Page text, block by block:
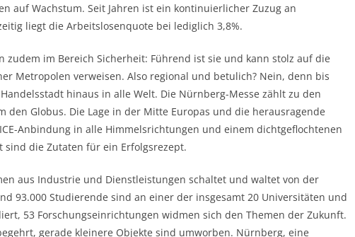
auf Wachstum. Seit Jahren ist ein kontinuierlicher Zuzug an
liegt die Arbeitslosenquote bei lediglich 3,8%.
zudem im Bereich Sicherheit: Führend ist sie und kann stolz auf die
Metropolen verweisen. Also regional und betulich? Nein, denn bis
hinaus in alle Welt. Die Nürnberg-Messe zählt zu den
den Globus. Die Lage in der Mitte Europas und die herausragende
Anbindung in alle Himmelsrichtungen und einem dichtgeflochtenen
die Zutaten für ein Erfolgsrezept.
aus Industrie und Dienstleistungen schaltet und waltet von der
93.000 Studierende sind an einer der insgesamt 20 Universitäten und
53 Forschungseinrichtungen widmen sich den Themen der Zukunft.
gerade kleinere Objekte sind umworben. Nürnberg, eine